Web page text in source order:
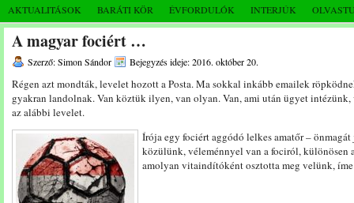
AKTUALITÁSOK BARÁTI KÖR ÉVFORDULÓK INTERJÚK
A magyar fociért …
Szerző: Simon Sándor Bejegyzés ideje: 2016. október 20.
Régen azt mondták, levelet hozott a Posta. Ma sokkal inkább emailek
gyakran landolnak. Van köztük ilyen, van olyan. Van, ami után ügyet
az alábbi levelet.
Írója egy fociért aggódó lelkes amatőr –
közülünk, véleménnyel van a fociról, különösen
amolyan vitaindítóként osztotta meg velünk,